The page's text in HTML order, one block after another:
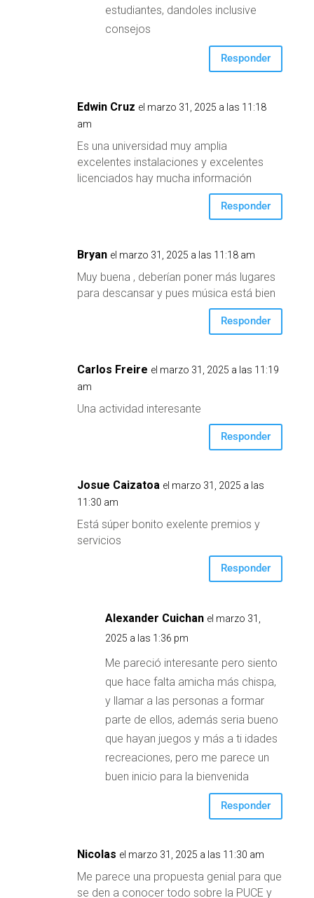
estudiantes, dandoles inclusive
consejos
Responder
Edwin Cruz el marzo 31, 2025 a las 11:18
am
Es una universidad muy amplia
excelentes instalaciones y excelentes
licenciados hay mucha información
Responder
Bryan el marzo 31, 2025 a las 11:18 am
Muy buena , deberían poner más lugares
para descansar y pues música está bien
Responder
Carlos Freire el marzo 31, 2025 a las 11:19
am
Una actividad interesante
Responder
Josue Caizatoa el marzo 31, 2025 a las
11:30 am
Está súper bonito exelente premios y
servicios
Responder
Alexander Cuichan el marzo 31,
2025 a las 1:36 pm
Me pareció interesante pero siento
que hace falta amicha más chispa,
y llamar a las personas a formar
parte de ellos, además seria bueno
que hayan juegos y más a ti idades
recreaciones, pero me parece un
buen inicio para la bienvenida
Responder
Nicolas el marzo 31, 2025 a las 11:30 am
Me parece una propuesta genial para que
se den a conocer todo sobre la PUCE y